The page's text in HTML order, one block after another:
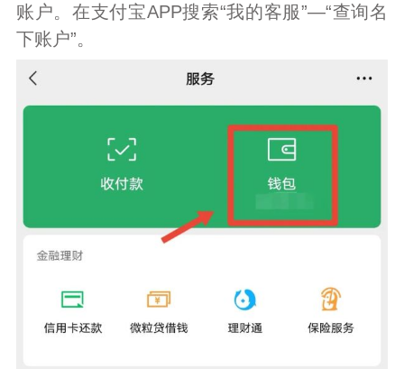
账户。在支付宝APP搜索“我的客服”—“查询名
下账户”。